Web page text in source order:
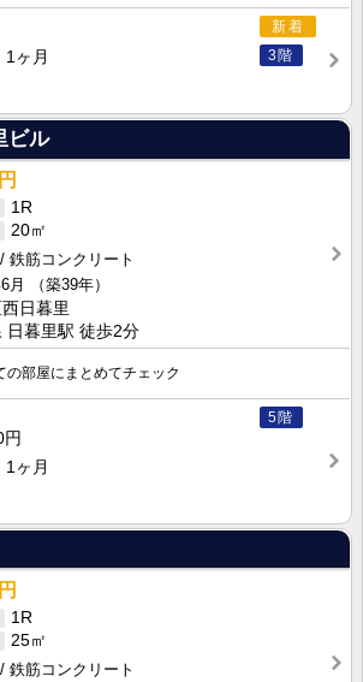
新着
3階
1ヶ月
ビル
1R
20㎡
鉄筋コンクリート
月
（築39年）
日暮里
日暮里駅 徒歩2分
の部屋にまとめてチェック
5階
円
1ヶ月
1R
25㎡
鉄筋コンクリート